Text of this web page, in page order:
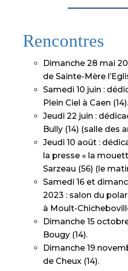
Rencontres
Dimanche 28 mai
de Sainte-Mère
Samedi 10 juin :
Plein Ciel à Caen (14).
Jeudi 22 juin :
Bully (14) (salle des
Jeudi 10 août :
la presse « la
Sarzeau (56) (le
Samedi 16 et
2023 : salon du
à Moult-
Dimanche 15
Bougy (14).
Dimanche 19
de Cheux (14).